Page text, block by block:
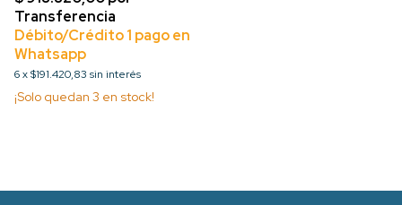
6x$191.420,83 sin interés
¡Solo quedan 3 en stock!